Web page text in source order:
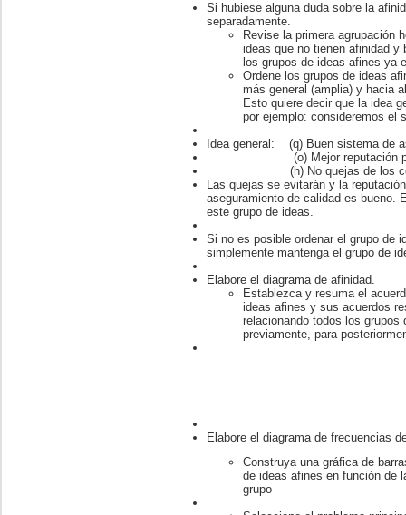
Si hubiese alguna duda sobre la
separadamente.
Revise la primera agrupación
ideas que no tienen afinidad
los grupos de ideas afines ya
Ordene los grupos de ideas
más general (amplia) y hacia
Esto quiere decir que la idea
por ejemplo: consideremos el
Idea general: (q) Buen sistema de
(o) Mejor reputación por
(h) No quejas de los
Las quejas se evitarán y la
aseguramiento de calidad es bueno.
este grupo de ideas.
Si no es posible ordenar el grupo de
simplemente mantenga el grupo de
Elabore el diagrama de afinidad.
Establezca y resuma el
ideas afines y sus acuerdos
relacionando todos los
previamente, para
Elabore el diagrama de frecuencias
Construya una gráfica de
de ideas afines en función de
grupo